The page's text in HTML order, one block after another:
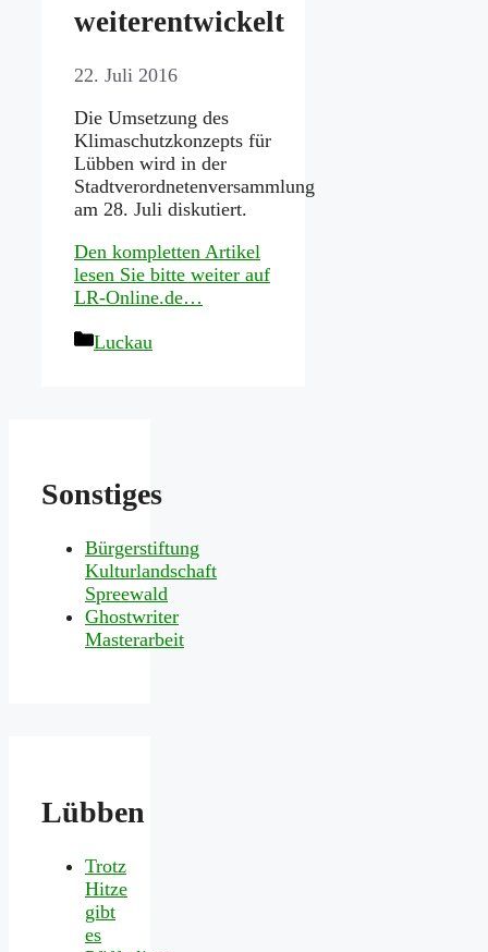
weiterentwickelt
22. Juli 2016
Die Umsetzung des
Klimaschutzkonzepts für
Lübben wird in der
Stadtverordnetenversammlung
am 28. Juli diskutiert.
Den kompletten Artikel
lesen Sie bitte weiter auf
LR-Online.de…
Kategorien
Luckau
Sonstiges
Bürgerstiftung
Kulturlandschaft
Spreewald
Ghostwriter
Masterarbeit
Lübben
Trotz
Hitze
gibt
es